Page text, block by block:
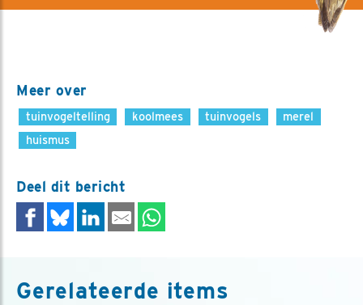
Meer over
tuinvogeltelling koolmees tuinvogels
merel
huismus
Deel dit bericht
Gerelateerde items